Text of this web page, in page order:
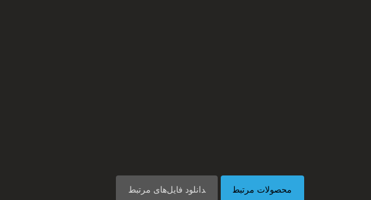
محصولات مرتبط دانلود فایل‌های مرتبط